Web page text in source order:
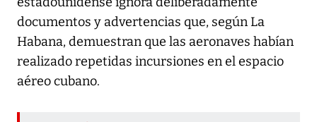
documentos y advertencias que, según La
Habana, demuestran que las aeronaves habían
realizado repetidas incursiones en el espacio
aéreo cubano.